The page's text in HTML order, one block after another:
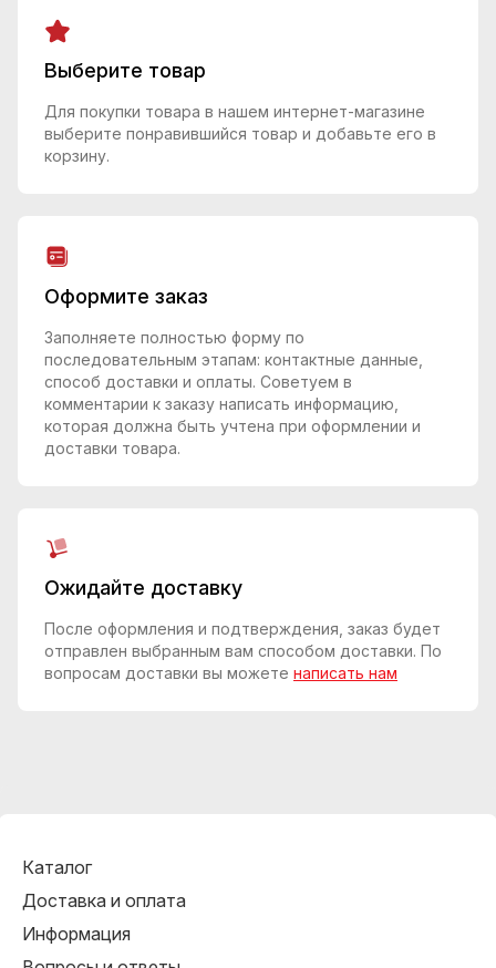
Выберите товар
Для покупки товара в нашем интернет-магазине
выберите понравившийся товар и добавьте его в
корзину.
Оформите заказ
Заполняете полностью форму по
последовательным этапам: контактные данные,
способ доставки и оплаты. Советуем в
комментарии к заказу написать информацию,
которая должна быть учтена при оформлении и
доставки товара.
Ожидайте доставку
После оформления и подтверждения, заказ будет
отправлен выбранным вам способом доставки. По
вопросам доставки вы можете написать нам
Каталог
Доставка и оплата
Информация